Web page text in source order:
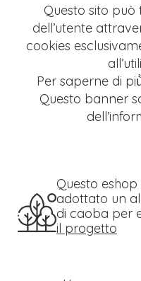
Questo sito
dell’utente
cookies
Per saperne di
Questo banner
Questo
adottato un
di caoba per
il progetto